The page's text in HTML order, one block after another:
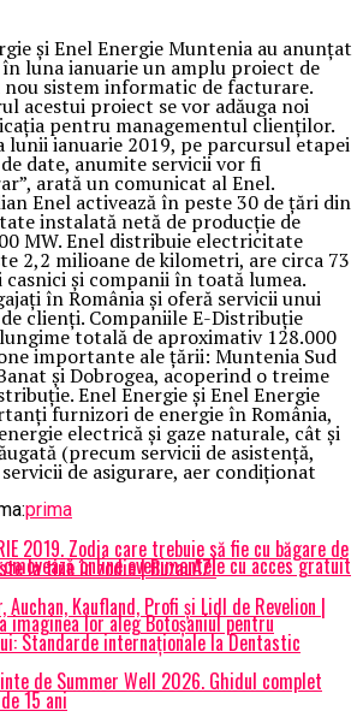
şi Enel Energie Muntenia au anunţat
luna ianuarie un amplu proiect de
sistem informatic de facturare.
acestui proiect se vor adăuga noi
pentru managementul clienţilor.
lunii ianuarie 2019, pe parcursul etapei
date, anumite servicii vor fi
arată un comunicat al Enel.
Enel activează în peste 30 de ţări din
instalată netă de producţie de
MW. Enel distribuie electricitate
2,2 milioane de kilometri, are circa 73
şi companii în toată lumea.
în România şi oferă servicii unui
clienţi. Companiile E-Distribuţie
totală de aproximativ 128.000
importante ale ţării: Muntenia Sud
şi Dobrogea, acoperind o treime
Enel Energie şi Enel Energie
furnizori de energie în România,
electrică şi gaze naturale, cât şi
(precum servicii de asistenţă,
de asigurare, aer condiţionat
prima
2019. Zodia care trebuie să fie cu băgare de
la tine în zodie | BuzauAZI
Kaufland, Profi și Lidl de Revelion |
online evenimentele cu acces gratuit
imaginea lor aleg Botoșaniul pentru
Standarde internaționale la Dentastic
de Summer Well 2026. Ghidul complet
15 ani